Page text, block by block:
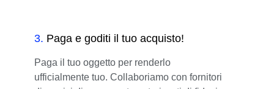
3. Paga e goditi il tuo acquisto!
Paga il tuo oggetto per renderlo
ufficialmente tuo. Collaboriamo con fornitori